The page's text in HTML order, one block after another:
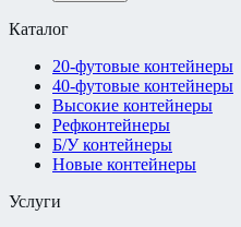
Каталог
20-футовые контейнеры
40-футовые контейнеры
Высокие контейнеры
Рефконтейнеры
Б/У контейнеры
Новые контейнеры
Услуги